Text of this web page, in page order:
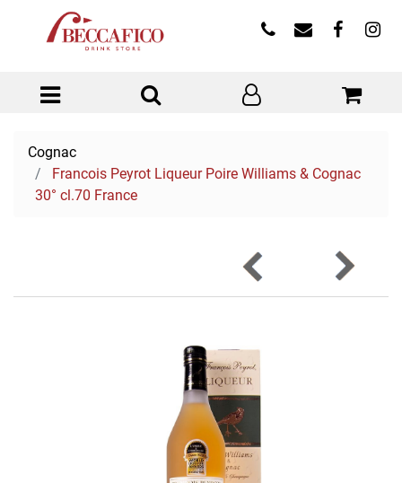
Open menu
Cognac
Francois Peyrot Liqueur Poire Williams & Cognac
30° cl.70 France